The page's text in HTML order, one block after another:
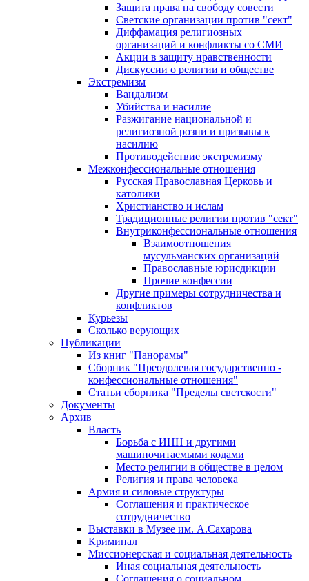
Защита права на свободу совести
Светские организации против "сект"
Диффамация религиозных
организаций и конфликты со СМИ
Акции в защиту нравственности
Дискуссии о религии и обществе
Экстремизм
Вандализм
Убийства и насилие
Разжигание национальной и
религиозной розни и призывы к
насилию
Противодействие экстремизму
Межконфессиональные отношения
Русская Православная Церковь и
католики
Христианство и ислам
Традиционные религии против "сект"
Внутриконфессиональные отношения
Взаимоотношения
мусульманских организаций
Православные юрисдикции
Прочие конфессии
Другие примеры сотрудничества и
конфликтов
Курьезы
Сколько верующих
Публикации
Из книг "Панорамы"
Сборник "Преодолевая государственно -
конфессиональные отношения"
Статьи сборника "Пределы светскости"
Документы
Архив
Власть
Борьба с ИНН и другими
машиночитаемыми кодами
Место религии в обществе в целом
Религия и права человека
Армия и силовые структуры
Соглашения и практическое
сотрудничество
Выставки в Музее им. А.Сахарова
Криминал
Миссионерская и социальная деятельность
Иная социальная деятельность
Соглашения о социальном